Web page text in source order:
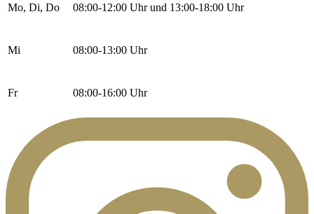
Mo, Di, Do 08:00-12:00 Uhr und 13:00-18:00 Uhr
Mi 08:00-13:00 Uhr
Fr 08:00-16:00 Uhr